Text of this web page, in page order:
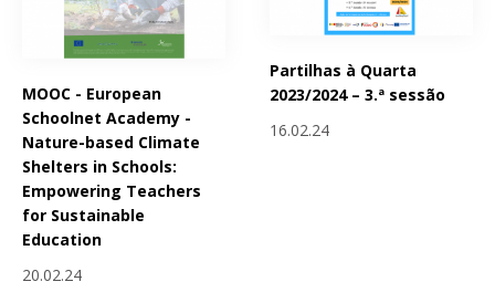
MOOC - European
Schoolnet Academy -
Nature-based Climate
Shelters in Schools:
Empowering Teachers
for Sustainable
Education
20.02.24
Partilhas à Quarta
2023/2024 – 3.ª sessão
16.02.24